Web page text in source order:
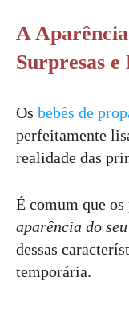
A
Surpresas
Os bebês de
perfeitamente
realidade das
É comum que os
aparência do
dessas
temporária.